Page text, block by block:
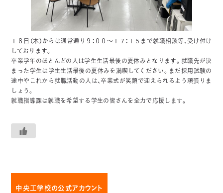
１８日（木）からは通常通り９：００～１７：１５まで就職相談等、受け付け
しております。
卒業学年のほとんどの人は学生生活最後の夏休みとなります。就職先が決
まった学生は学生生活最後の夏休みを満喫してください。まだ採用試験の
途中やこれから就職活動の人は、卒業式が笑顔で迎えられるよう頑張りま
しょう。
就職指導課は就職を希望する学生の皆さんを全力で応援します。
中央工学校の公式アカウント